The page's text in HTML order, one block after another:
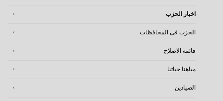
اخبار الحزب
الحزب فى المحافظات
قائمة الاصلاح
مياهنا حياتنا
الصيادين